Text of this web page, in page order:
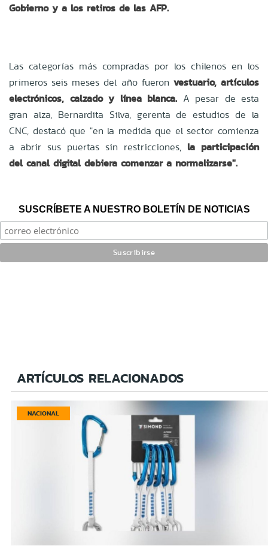
Gobierno y a los retiros de las AFP.
Las categorías más compradas por los chilenos en los
primeros seis meses del año fueron vestuario, artículos
electrónicos, calzado y línea blanca. A pesar de esta
gran alza, Bernardita Silva, gerenta de estudios de la
CNC, destacó que "en la medida que el sector comienza
a abrir sus puertas sin restricciones, la participación
del canal digital debiera comenzar a normalizarse".
SUSCRÍBETE A NUESTRO BOLETÍN DE NOTICIAS
ARTÍCULOS RELACIONADOS
NACIONAL